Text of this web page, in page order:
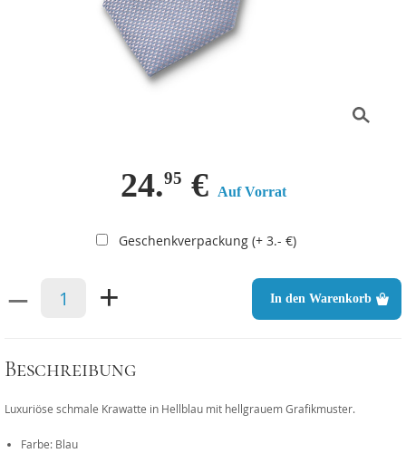
24.95 € Auf Vorrat
Geschenkverpackung (+ 3.- €)
– + In den Warenkorb
Beschreibung
Luxuriöse schmale Krawatte in Hellblau mit hellgrauem Grafikmuster.
Farbe: Blau